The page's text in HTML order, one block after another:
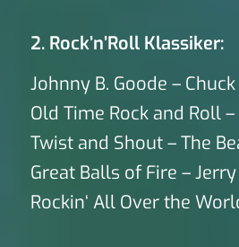
2. Rock’n’Roll Klassiker:
Johnny B. Goode –
Old Time Rock and Roll
Twist and Shout – The
Great Balls of Fire –
Rockin‘ All Over the